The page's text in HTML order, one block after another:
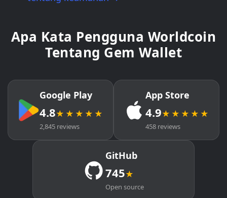
Apa Kata Pengguna Worldcoin
Tentang Gem Wallet
Google Play
4.8★★★★★
2,845 reviews
App Store
4.9★★★★★
458 reviews
GitHub
745★
Open source